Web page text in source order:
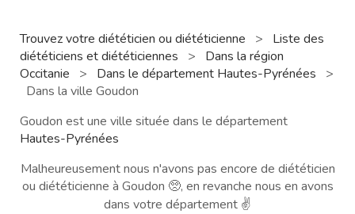
Trouvez votre diététicien ou diététicienne >
Liste des
diététiciens et diététiciennes
>
Dans la région
Occitanie
> Dans le département Hautes-Pyrénées
>
Dans la ville Goudon
Goudon est une ville située dans le département
Hautes-Pyrénées
Malheureusement nous n'avons pas encore de diététicien
ou diététicienne à Goudon 🥺, en revanche nous en avons
dans votre département ✌️